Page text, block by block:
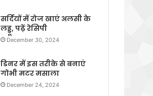
सर्दियों में रोज खाएं अलसी के
लड्डू, पढ़ें रेसिपी
December 30, 2024
डिनर में इस तरीके से बनाएं
गोभी मटर मसाला
December 24, 2024